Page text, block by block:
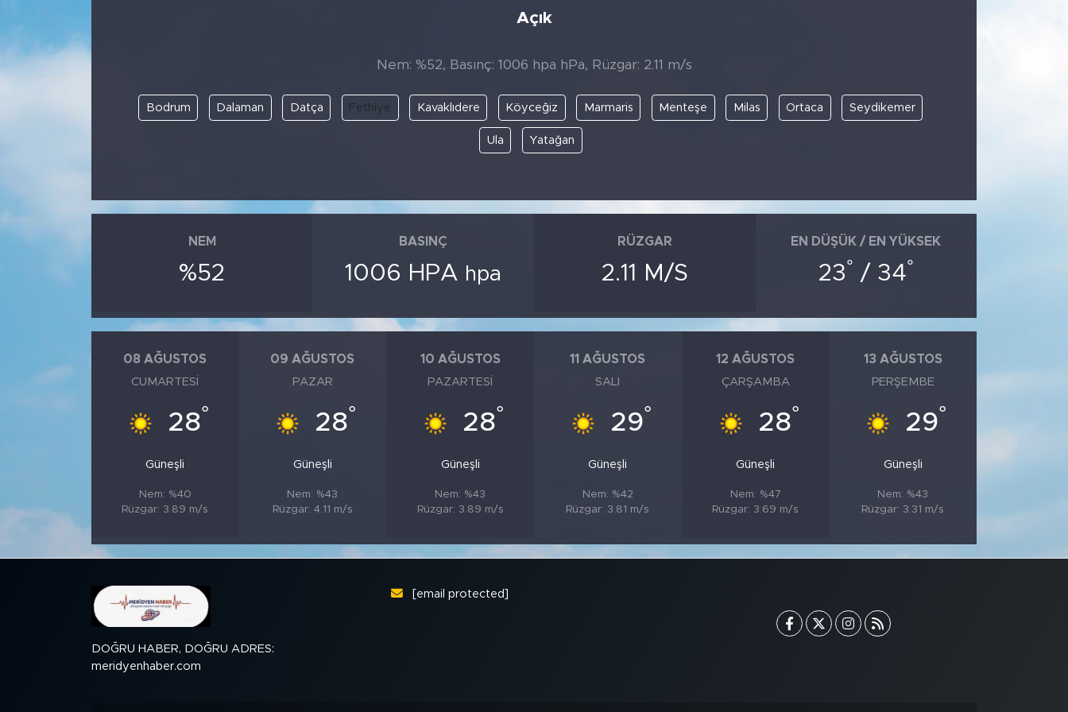
Açık
Nem: %52, Basınç: 1006 hpa hPa, Rüzgar: 2.11 m/s
Bodrum Dalaman Datça Fethiye Kavaklıdere Köyceğiz Marmaris Menteşe Milas Ortaca Seydikemer
Ula Yatağan
NEM
%52
BASINÇ
1006 HPA hpa
RÜZGAR
2.11 M/S
EN DÜŞÜK / EN YÜKSEK
23° / 34°
08 AĞUSTOS
CUMARTESI
28°
Güneşli
Nem: %40
Rüzgar: 3.89 m/s
09 AĞUSTOS
PAZAR
28°
Güneşli
Nem: %43
Rüzgar: 4.11 m/s
10 AĞUSTOS
PAZARTESI
28°
Güneşli
Nem: %43
Rüzgar: 3.89 m/s
11 AĞUSTOS
SALI
29°
Güneşli
Nem: %42
Rüzgar: 3.81 m/s
12 AĞUSTOS
ÇARŞAMBA
28°
Güneşli
Nem: %47
Rüzgar: 3.69 m/s
13 AĞUSTOS
PERŞEMBE
29°
Güneşli
Nem: %43
Rüzgar: 3.31 m/s
DOĞRU HABER, DOĞRU ADRES:
meridyenhaber.com
[email protected]
KÜLTÜR SANAT
TARİHTEN GÜNÜMÜZE
TARİH